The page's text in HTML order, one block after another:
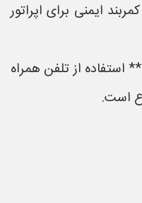
ایمنی برای اپراتور
استفاده از تلفن همراه
است.